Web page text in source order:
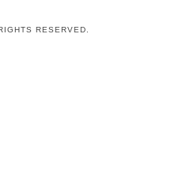
RESERVED.